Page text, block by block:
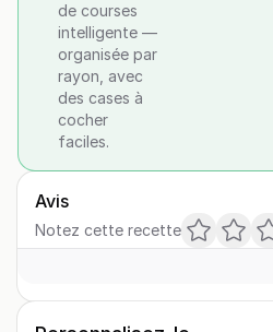
de courses
intelligente —
organisée par
rayon, avec
des cases à
cocher
faciles.
Avis
Notez cette recette